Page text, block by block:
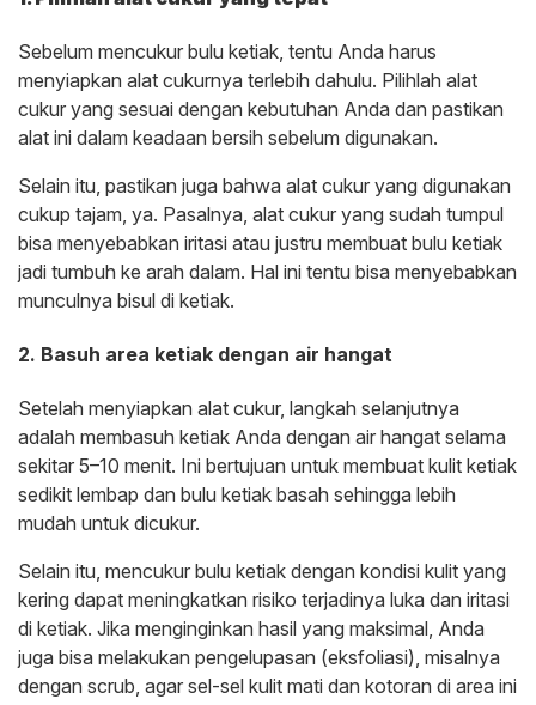
Sebelum mencukur bulu ketiak, tentu Anda harus
menyiapkan alat cukurnya terlebih dahulu. Pilihlah alat
cukur yang sesuai dengan kebutuhan Anda dan pastikan
alat ini dalam keadaan bersih sebelum digunakan.
Selain itu, pastikan juga bahwa alat cukur yang digunakan
cukup tajam, ya. Pasalnya, alat cukur yang sudah tumpul
bisa menyebabkan iritasi atau justru membuat bulu ketiak
jadi tumbuh ke arah dalam. Hal ini tentu bisa menyebabkan
munculnya bisul di ketiak.
2. Basuh area ketiak dengan air hangat
Setelah menyiapkan alat cukur, langkah selanjutnya
adalah membasuh ketiak Anda dengan air hangat selama
sekitar 5–10 menit. Ini bertujuan untuk membuat kulit ketiak
sedikit lembap dan bulu ketiak basah sehingga lebih
mudah untuk dicukur.
Selain itu, mencukur bulu ketiak dengan kondisi kulit yang
kering dapat meningkatkan risiko terjadinya luka dan iritasi
di ketiak. Jika menginginkan hasil yang maksimal, Anda
juga bisa melakukan pengelupasan (eksfoliasi), misalnya
dengan scrub, agar sel-sel kulit mati dan kotoran di area ini